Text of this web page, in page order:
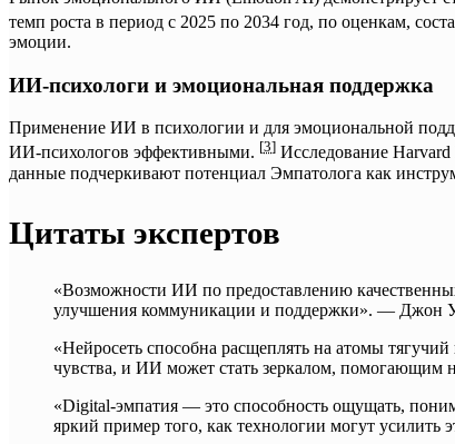
темп роста в период с 2025 по 2034 год, по оценкам,
эмоции.
ИИ-психологи и эмоциональная поддержка
Применение ИИ в психологии и для эмоциональной
ИИ-психологов эффективными. [3] Исследование
данные подчеркивают потенциал Эмпатолога как
Цитаты экспертов
«Возможности ИИ по предоставлению
улучшения коммуникации и поддержки». — Джон У.
«Нейросеть способна расщеплять на атомы
чувства, и ИИ может стать зеркалом, помогающим
«Digital-эмпатия — это способность ощущать,
яркий пример того, как технологии могут